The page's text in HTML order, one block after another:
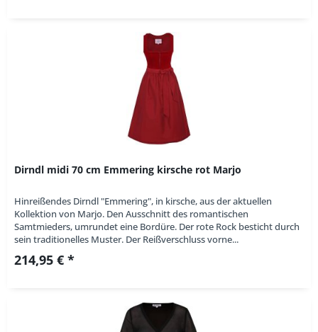
Dirndl midi 70 cm Emmering kirsche rot Marjo
Hinreißendes Dirndl "Emmering", in kirsche, aus der aktuellen
Kollektion von Marjo. Den Ausschnitt des romantischen
Samtmieders, umrundet eine Bordüre. Der rote Rock besticht durch
sein traditionelles Muster. Der Reißverschluss vorne...
214,95 € *